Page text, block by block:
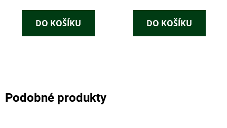
DO KOŠÍKU DO KOŠÍKU
Podobné produkty